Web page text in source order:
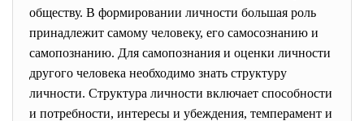
обществу. В формировании личности большая роль
принадлежит самому человеку, его самосознанию и
самопознанию. Для самопознания и оценки личности
другого человека необходимо знать структуру
личности. Структура личности включает способности
и потребности, интересы и убеждения, темперамент и